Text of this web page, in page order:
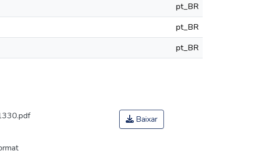
pt_BR
pt_BR
pt_BR
Baixar